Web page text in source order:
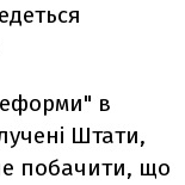
в
Штати,
побачити, що